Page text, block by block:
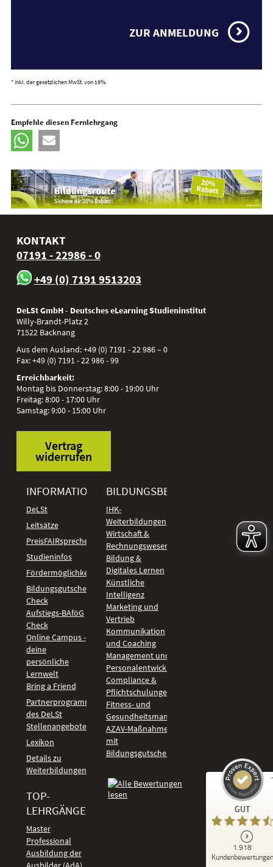
ZUR ANMELDUNG
* inkl. der gesetzlichen MwSt. von 19%.
Empfehle diesen Fernlehrgang
KONTAKT
07191 - 22986 - 0
+49 (0) 7191 9513203
DeLSt GmbH - Deutsches eLearning Studieninstitut
Willy-Brandt-Platz 2
71522 Backnang
Aus dem Ausland:+49 (0) 7191 - 22 986 – 0
Fax:+49 (0) 7191 - 22 986 - 99
Erreichbarkeit:
Montag bis Donnerstag: 8:00 - 19:00 Uhr
Freitag: 8:00 - 17:00 Uhr
Samstag: 9:00 - 15:00 Uhr
Vertrag
widerrufen
INFORMATIONEN
DeLSt
Leitsätze
PreisFAIRsprechen
Studieninfos
Fördermöglichkeiten
Bildungsgutschein
Check
Aufstiegs-BAföG
Check
Online Campus -
deine
persönliche
Lernwelt
Bring a Friend
Partnerprogramm
des DeLSt
Stellenangebote
Lexikon
Details zu
Weiterbildungen
TOP-
LEHRGÄNGE
Master
Professional
Ausbildung der
BILDUNGSBEREICHE
IHK-
Weiterbildungen
Wirtschaft &
Rechnungswesen
Bildung &
Digitales Lernen
Künstliche
Intelligenz
Marketing und
Vertrieb
Kommunikation
und Coaching
Management und
Personalentwicklung
Compliance &
Pflichtschulungen
Fitness- und
Gesundheitsmanagement
AZAV-Maßnahmen
mit
Bildungsgutschein
GUT
1.918
Kundenbewertungen
Kundenbewertungen und Erfahrungen zu
DeLSt - Deutsches eLearning Studieninstitut
92
%